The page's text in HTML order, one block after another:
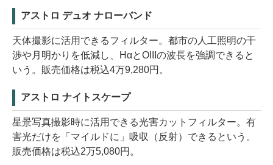
アストロ デュオ ナローバンド
天体撮影に活用できるフィルター。都市の人工照明の干
渉や月明かりを低減し、HαとOIIIの波長を強調できると
いう。販売価格は税込4万9,280円。
アストロ ナイトスケープ
星景写真撮影時に活用できる光害カットフィルター。有
害光だけを「マイルドに」吸収（反射）できるという。
販売価格は税込2万5,080円。